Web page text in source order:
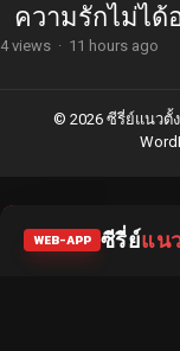
ความรักไม่ได้
4 views · 11 hours ago
© 2026 ซีรี่ย์แนวตั้
WEB-APP ซีรี่ย์แน